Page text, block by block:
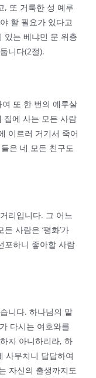
, 또 거룩한 성 예루
할 필요가 있다고
있는 베냐민 문 위층
니다(2절).
또 한 번의 예루살
집에 사는 모든 사람
이르러 거기서 죽어
은 네 모든 친구도
리입니다. 그 어느
사람은 ‘평화’가
포하니 좋아할 사람
니다. 하나님의 말
다시는 여호와를
지 아니하리라, 하
사무치니 답답하여
자신의 출생까지도